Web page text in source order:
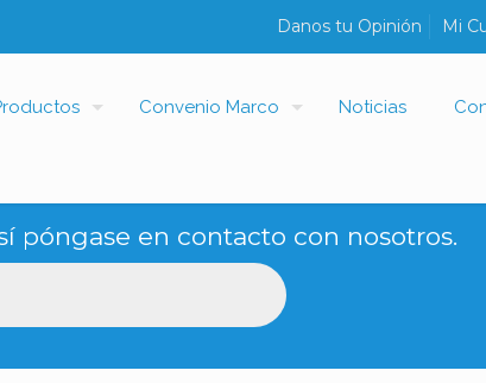
Danos tu Opinión Mi
Convenio Marco Noticias
póngase en contacto con nosotros.